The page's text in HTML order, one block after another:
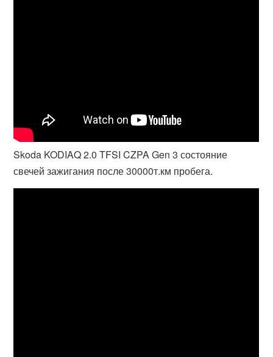
Skoda KODIAQ 2.0 TFSI CZPA Gen 3 состояние
свечей зажигания после 30000т.км пробега.